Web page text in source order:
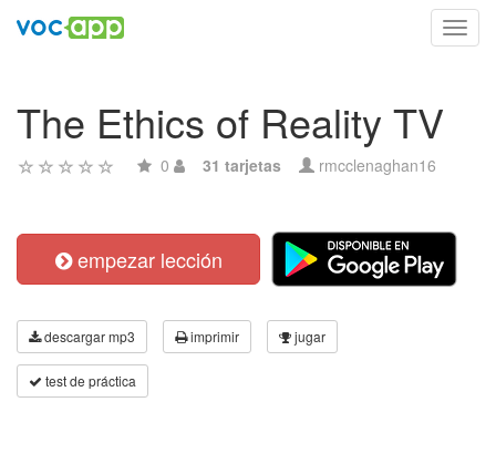
The Ethics of Reality TV
0 31 tarjetas rmcclenaghan16
empezar lección
descargar mp3 imprimir jugar
test de práctica